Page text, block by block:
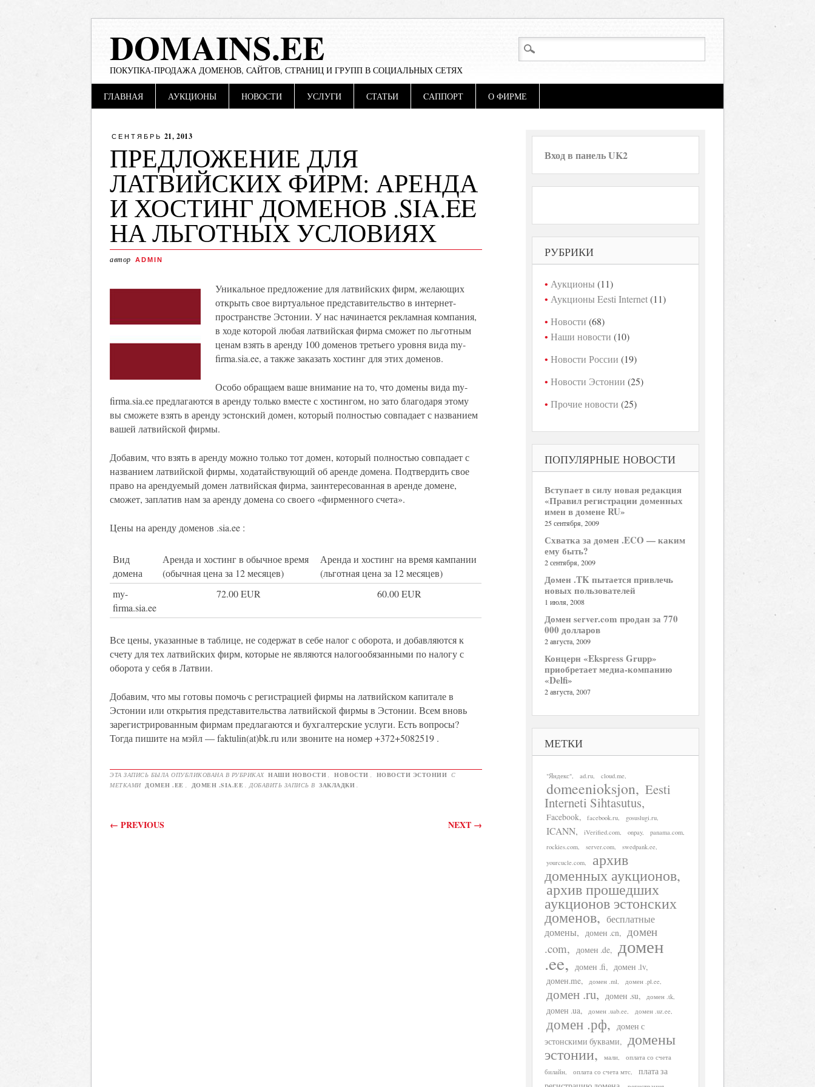
DOMAINS.EE
ПОКУПКА-ПРОДАЖА ДОМЕНОВ, САЙТОВ, СТРАНИЦ И ГРУПП В СОЦИАЛЬНЫХ СЕТЯХ
Main menu
ГЛАВНАЯ АУКЦИОНЫ НОВОСТИ УСЛУГИ СТАТЬИ CАППОРТ О ФИРМЕ
СЕНТЯБРЬ 21, 2013
ПРЕДЛОЖЕНИЕ ДЛЯ
ЛАТВИЙСКИХ ФИРМ: АРЕНДА
И ХОСТИНГ ДОМЕНОВ .SIA.EE
НА ЛЬГОТНЫХ УСЛОВИЯХ
автор ADMIN
Уникальное предложение для латвийских фирм, желающих
открыть свое виртуальное представительство в интернет-
пространстве Эстонии. У нас начинается рекламная компания,
в ходе которой любая латвийская фирма сможет по льготным
ценам взять в аренду 100 доменов третьего уровня вида my-
firma.sia.ee, а также заказать хостинг для этих доменов.
Особо обращаем ваше внимание на то, что домены вида my-
firma.sia.ee предлагаются в аренду только вместе с хостингом, но зато благодаря этому
вы сможете взять в аренду эстонский домен, который полностью совпадает с названием
вашей латвийской фирмы.
Добавим, что взять в аренду можно только тот домен, который полностью совпадает с
названием латвийской фирмы, ходатайствующий об аренде домена. Подтвердить свое
право на арендуемый домен латвийская фирма, заинтересованная в аренде домене,
сможет, заплатив нам за аренду домена со своего «фирменного счета».
Цены на аренду доменов .sia.ee :
Вид
домена
Аренда и хостинг в обычное время
(обычная цена за 12 месяцев)
Аренда и хостинг на время кампании
(льготная цена за 12 месяцев)
my-
firma.sia.ee
72.00 EUR 60.00 EUR
Все цены, указанные в таблице, не содержат в себе налог с оборота, и добавляются к
счету для тех латвийских фирм, которые не являются налогообязанными по налогу с
оборота у себя в Латвии.
Добавим, что мы готовы помочь с регистрацией фирмы на латвийском капитале в
Эстонии или открытия представительства латвийской фирмы в Эстонии. Всем вновь
зарегистрированным фирмам предлагаются и бухгалтерские услуги. Есть вопросы?
Тогда пишите на мэйл — faktulin(at)bk.ru или звоните на номер +372+5082519 .
ЭТА ЗАПИСЬ БЫЛА ОПУБЛИКОВАНА В РУБРИКАХ НАШИ НОВОСТИ НОВОСТИ НОВОСТИ ЭСТОНИИ С
МЕТКАМИ ДОМЕН .EE ДОМЕН .SIA.EE . ДОБАВИТЬ ЗАПИСЬ В ЗАКЛАДКИ
Post navigation
← PREVIOUS NEXT →
Вход в панель UK2
РУБРИКИ
Аукционы (11)
Аукционы Eesti Internet(11)
Новости (68)
Наши новости (10)
Новости России (19)
Новости Эстонии (25)
Прочие новости (25)
ПОПУЛЯРНЫЕ НОВОСТИ
Вступает в силу новая редакция
«Правил регистрации доменных
имен в домене RU»
25 сентября, 2009
Схватка за домен .ECO — каким
ему быть?
2 сентября, 2009
Домен .TK пытается привлечь
новых пользователей
1 июля, 2008
Домен server.com продан за 770
000 долларов
2 августа, 2009
Концерн «Ekspress Grupp»
приобретает медиа-компанию
«Delfi»
2 августа, 2007
МЕТКИ
"Яндекс" ad.ru cloud.me
domeenioksjon Eesti
Interneti Sihtasutus
Facebook facebook.ru gosuslugi.ru
ICANN iVerified.com onpay
panama.com
rockies.com
server.com
swedpank.ee
yourcucle.com
архив
доменных аукционов
архив прошедших
аукционов эстонских
доменов
бесплатные
домены
домен .cn
домен
.com
домен .de домен
.ee домен .fi
домен .lv
домен.me
домен .ml домен .pl.ee
домен .ru домен .su домен .tk
домен .ua домен .uab.ee домен .uz.ee
домен .рф
домен с
эстонскими буквами
домены
эстонии мали
оплата со счета
билайн
оплата со счета мтс
плата за